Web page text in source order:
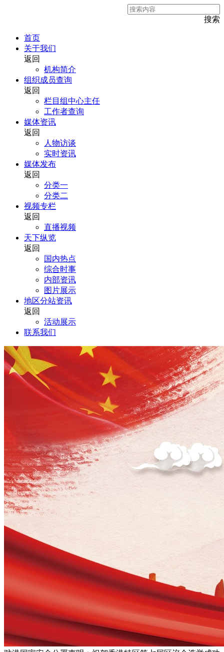
搜索
首页
关于我们
返回
机构简介
组织成员查询
返回
栏目组中心主任
工作者查询
媒体资讯
返回
人物访谈
实时资讯
媒体发布
返回
分类一
分类二
视频专栏
返回
直播视频
天下纵览
返回
国内热点
综合时事
内部资讯
图片展示
地区分站资讯
返回
活动展示
联系我们